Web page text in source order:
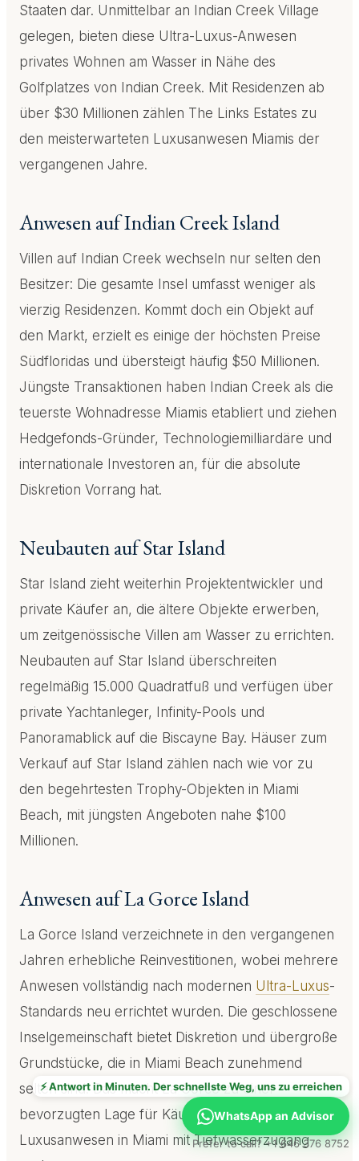
Staaten dar. Unmittelbar an Indian Creek Village
gelegen, bieten diese Ultra-Luxus-Anwesen
privates Wohnen am Wasser in Nähe des
Golfplatzes von Indian Creek. Mit Residenzen ab
über $30 Millionen zählen The Links Estates zu
den meisterwarteten Luxusanwesen Miamis der
vergangenen Jahre.
Anwesen auf Indian Creek Island
Villen auf Indian Creek wechseln nur selten den
Besitzer: Die gesamte Insel umfasst weniger als
vierzig Residenzen. Kommt doch ein Objekt auf
den Markt, erzielt es einige der höchsten Preise
Südfloridas und übersteigt häufig $50 Millionen.
Jüngste Transaktionen haben Indian Creek als die
teuerste Wohnadresse Miamis etabliert und ziehen
Hedgefonds-Gründer, Technologiemilliardäre und
internationale Investoren an, für die absolute
Diskretion Vorrang hat.
Neubauten auf Star Island
Star Island zieht weiterhin Projektentwickler und
private Käufer an, die ältere Objekte erwerben,
um zeitgenössische Villen am Wasser zu errichten.
Neubauten auf Star Island überschreiten
regelmäßig 15.000 Quadratfuß und verfügen über
private Yachtanleger, Infinity-Pools und
Panoramablick auf die Biscayne Bay. Häuser zum
Verkauf auf Star Island zählen nach wie vor zu
den begehrtesten Trophy-Objekten in Miami
Beach, mit jüngsten Angeboten nahe $100
Millionen.
Anwesen auf La Gorce Island
La Gorce Island verzeichnete in den vergangenen
Jahren erhebliche Reinvestitionen, wobei mehrere
Anwesen vollständig nach modernen Ultra-Luxus-
Standards neu errichtet wurden. Die geschlossene
Inselgemeinschaft bietet Diskretion und übergroße
Grundstücke, die in Miami Beach zunehmend
selten sind. Das macht La Gorce zu einer
bevorzugten Lage für Käufer, die weitläufige
Luxusanwesen in Miami mit Tiefwasserzugang
⚡ Antwort in Minuten. Der schnellste Weg, uns zu erreichen
WhatsApp an Advisor
Prefer to call? +1 646 376 8752